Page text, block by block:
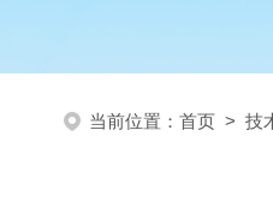
当前位置： 首页 > 技